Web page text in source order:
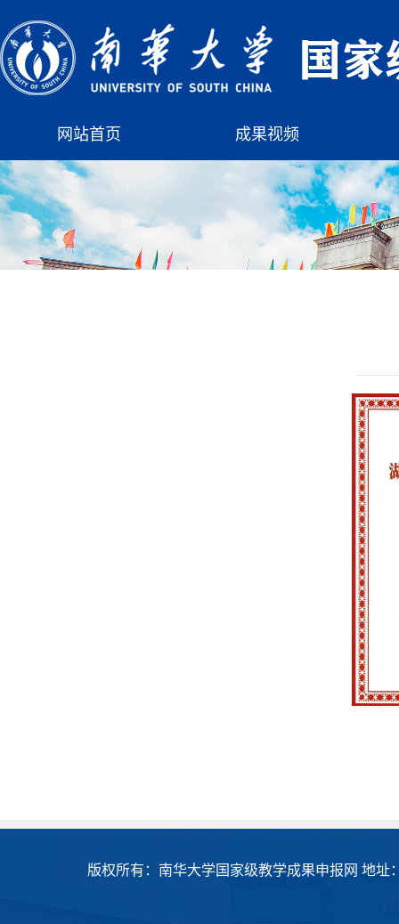
网站首页 成果视频
版权所有：南华大学国家级教学成果申报网 地址